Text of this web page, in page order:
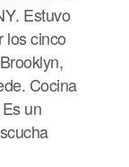
Estuvo
los cinco
Cocina
un